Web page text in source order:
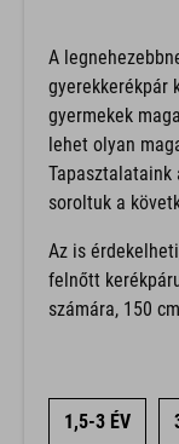
A
gyerekkerékpár
gyermekek
lehet olyan
Tapasztalataink
soroltuk a
Az is
felnőtt
számára, 150
1,5-3 ÉV